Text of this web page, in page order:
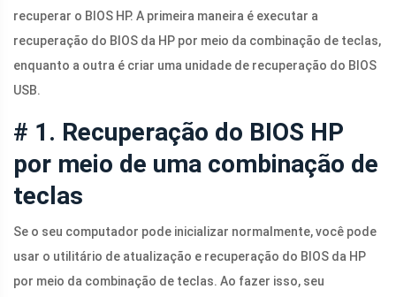
recuperar o BIOS HP. A primeira maneira é executar a
recuperação do BIOS da HP por meio da combinação de teclas,
enquanto a outra é criar uma unidade de recuperação do BIOS
USB.
# 1. Recuperação do BIOS HP
por meio de uma combinação de
teclas
Se o seu computador pode inicializar normalmente, você pode
usar o utilitário de atualização e recuperação do BIOS da HP
por meio da combinação de teclas. Ao fazer isso, seu